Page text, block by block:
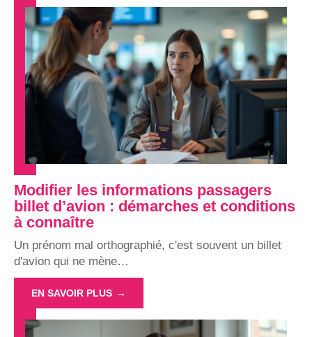
Modifier les informations passagers
billet d’avion : démarches et conditions
à connaître
Un prénom mal orthographié, c'est souvent un billet
d'avion qui ne mène…
EN SAVOIR PLUS